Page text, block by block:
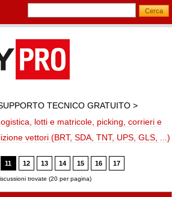
TECNICO GRATUITO >
lotti e matricole, picking, corrieri e
vettori (BRT, SDA, TNT, UPS, GLS, ...)
11 12 13 14 15 16 17
trovate (20 per pagina)